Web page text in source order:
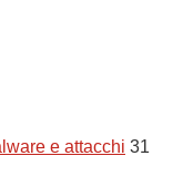
e attacchi 31